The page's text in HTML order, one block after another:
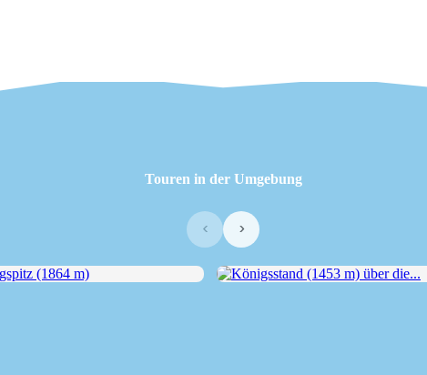
Touren in der Umgebung
‹ ›